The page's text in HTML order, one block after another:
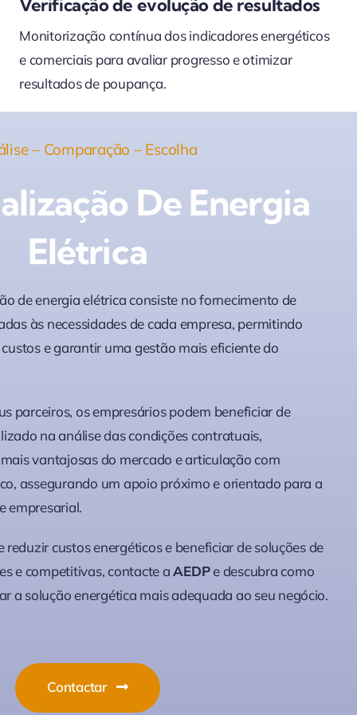
Verificação de evolução de resultados
Monitorização contínua dos indicadores energéticos
e comerciais para avaliar progresso e otimizar
resultados de poupança.
– Comparação – Escolha
De Energia
Elétrica
de energia elétrica consiste no fornecimento de
às necessidades de cada empresa, permitindo
e garantir uma gestão mais eficiente do
parceiros, os empresários podem beneficiar de
na análise das condições contratuais,
vantajosas do mercado e articulação com
assegurando um apoio próximo e orientado para a
empresarial.
reduzir custos energéticos e beneficiar de soluções de
e competitivas, contacte aAEDPe descubra como
a solução energética mais adequada ao seu negócio.
Contactar